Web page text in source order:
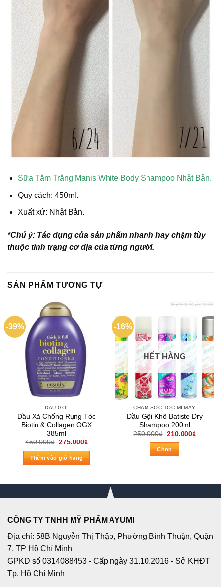
Sữa Tắm Trắng Manis White Body Shampoo Nhật Bản.
Quy cách: 450ml.
Xuất xứ: Nhật Bản.
*Chú ý: Tác dụng của sản phẩm nhanh hay chậm tùy
thuộc tình trạng cơ địa của từng người.
SẢN PHẨM TƯƠNG TỰ
-39%
DẦU GỘI
Dầu Xả Chống Rụng Tóc
Biotin & Collagen OGX
385ml
450.000₫ Giá
là:
450.000₫.
275.000₫Giá
Thêm vào giỏ hàng
-16%
HẾT HÀNG
CHĂM SÓC TÓC-MI-MÀY
Dầu Gội Khô Batiste Dry
Shampoo 200ml
250.000₫ Giá
250.000₫.
210.000₫Giá
Chọn
này
Các
có
CÔNG TY TNHH MỸ PHẨM AYUMI
Địa chỉ: 58B Nguyễn Thị Thập, Phường Bình Thuận, Quận
7, TP Hồ Chí Minh
GPKD số 0314088453 - Cấp ngày 31.10.2016 - Sở KHĐT
Tp. Hồ Chí Minh